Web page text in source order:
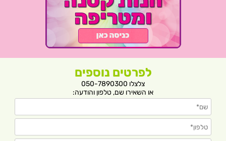
לפרטים נוספים
צלצלו 050-7890300
או השאירו שם, טלפון והודעה: